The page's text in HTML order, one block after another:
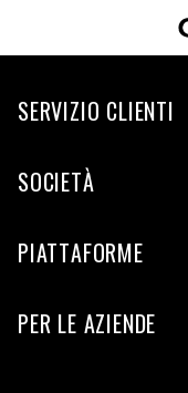
SERVIZIO CLIENTI
SOCIETÀ
PIATTAFORME
PER LE AZIENDE